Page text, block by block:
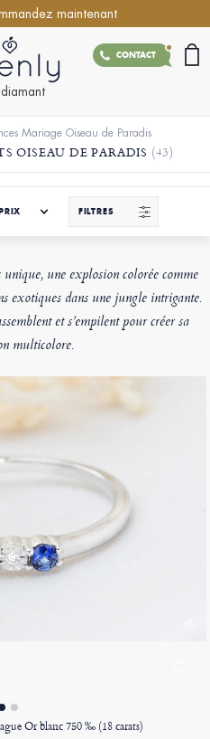
maintenant
CONTACT
Mariage Oiseau de Paradis
OISEAU DE PARADIS (43)
PRIX FILTRES
une explosion colorée comme
exotiques dans une jungle intrigante.
et s’empilent pour créer sa
multicolore.
Or blanc 750 ‰ (18 carats)